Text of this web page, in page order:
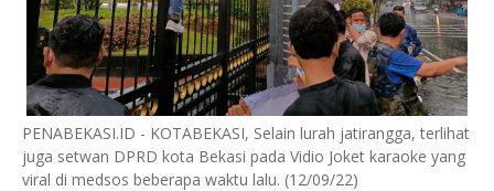
PENABEKASI.ID - KOTABEKASI, Selain lurah jatirangga, terlihat
juga setwan DPRD kota Bekasi pada Vidio Joket karaoke yang
viral di medsos beberapa waktu lalu. (12/09/22)